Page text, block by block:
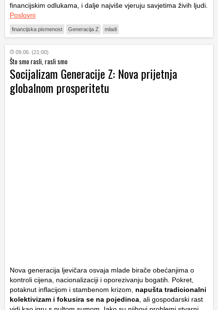
financijskim odlukama, i dalje najviše vjeruju savjetima živih ljudi.
Poslovni
financijska pismenost Generacija Z mladi
09.06. (21:00)
Što smo rasli, rasli smo
Socijalizam Generacije Z: Nova prijetnja
globalnom prosperitetu
Nova generacija ljevičara osvaja mlade birače obećanjima o
kontroli cijena, nacionalizaciji i oporezivanju bogatih. Pokret,
potaknut inflacijom i stambenom krizom,
napušta tradicionalni
kolektivizam i fokusira se na pojedinca , ali gospodarski rast